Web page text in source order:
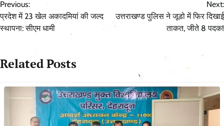
navigation
Previous:
प्रदेश में 23 खेल अकादमियां की जल्द
स्थापना: सीएम धामी
Next:
उत्तराखण्ड पुलिस ने जूडो में फिर दिखाई
ताकत, जीते 8 पदक!
Related Posts